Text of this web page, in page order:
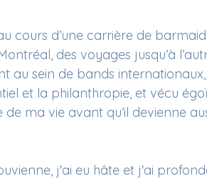
cours d’une carrière de
des voyages jusqu’à
au sein de bands
et la philanthropie, et vécu
ma vie avant qu’il devienne
j'ai eu hâte et j'ai